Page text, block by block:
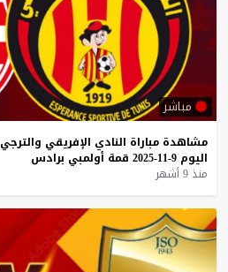
مباشر
مشاهدة مباراة النادي الإفريقي والترجي
اليوم 9-11-2025 قمة أولمبي برادس
منذ 9 أشهر